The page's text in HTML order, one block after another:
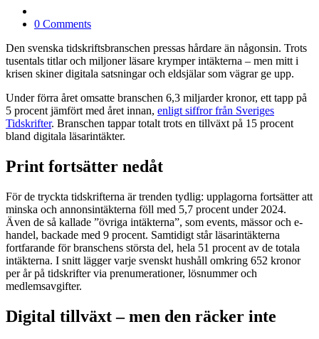
0 Comments
Den svenska tidskriftsbranschen pressas hårdare än någonsin. Trots
tusentals titlar och miljoner läsare krymper intäkterna – men mitt i
krisen skiner digitala satsningar och eldsjälar som vägrar ge upp.
Under förra året omsatte branschen 6,3 miljarder kronor, ett tapp på
5 procent jämfört med året innan, enligt siffror från Sveriges
Tidskrifter. Branschen tappar totalt trots en tillväxt på 15 procent
bland digitala läsarintäkter.
Print fortsätter nedåt
För de tryckta tidskrifterna är trenden tydlig: upplagorna fortsätter att
minska och annonsintäkterna föll med 5,7 procent under 2024.
Även de så kallade ”övriga intäkterna”, som events, mässor och e-
handel, backade med 9 procent. Samtidigt står läsarintäkterna
fortfarande för branschens största del, hela 51 procent av de totala
intäkterna. I snitt lägger varje svenskt hushåll omkring 652 kronor
per år på tidskrifter via prenumerationer, lösnummer och
medlemsavgifter.
Digital tillväxt – men den räcker inte